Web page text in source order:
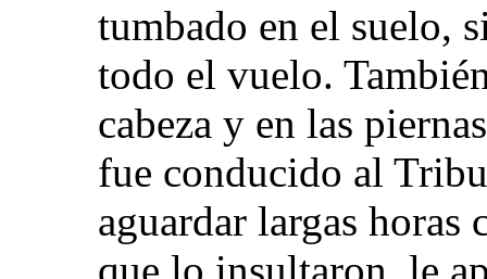
tumbado en el suelo,
todo el vuelo.
cabeza y en las
fue conducido al
aguardar largas horas